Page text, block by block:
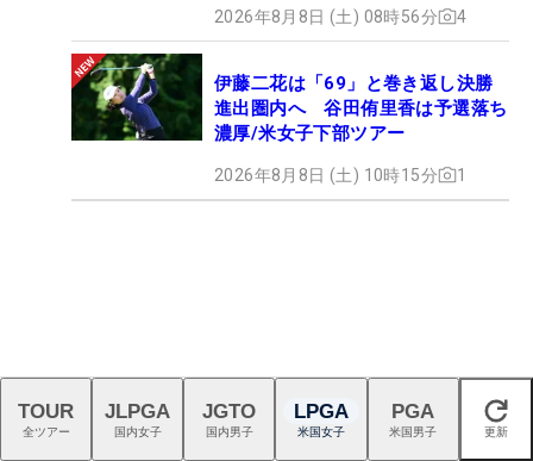
2026年8月8日 (土) 08時56分 4
伊藤二花は「69」と巻き返し決勝
進出圏内へ 谷田侑里香は予選落ち
濃厚/米女子下部ツアー
2026年8月8日 (土) 10時15分 1
閉じる
TOUR
全ツアー
JLPGA
国内女子
JGTO
国内男子
LPGA
米国女子
PGA
米国男子 更新